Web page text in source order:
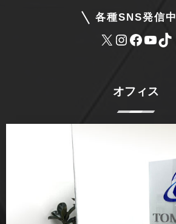
各種SNS発信中
オフィス